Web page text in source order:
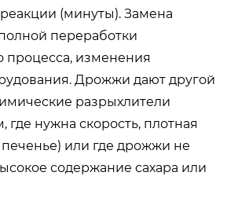
(минуты). Замена
переработки
процесса, изменения
Дрожжи дают другой
разрыхлители
где нужна скорость, плотная
печенье) или где дрожжи не
содержание сахара или